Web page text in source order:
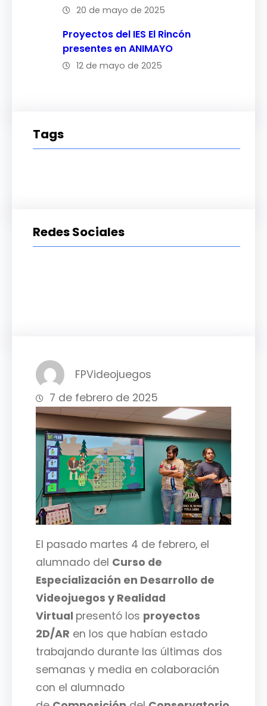
20 de mayo de 2025
Proyectos del IES El Rincón
presentes en ANIMAYO
12 de mayo de 2025
Tags
Redes Sociales
FPVideojuegos
7 de febrero de 2025
El pasado martes 4 de febrero, el
alumnado del Curso de
Especialización en Desarrollo de
Videojuegos y Realidad
Virtual presentó los proyectos
2D/AR en los que habían estado
trabajando durante las últimas dos
semanas y media en colaboración
con el alumnado